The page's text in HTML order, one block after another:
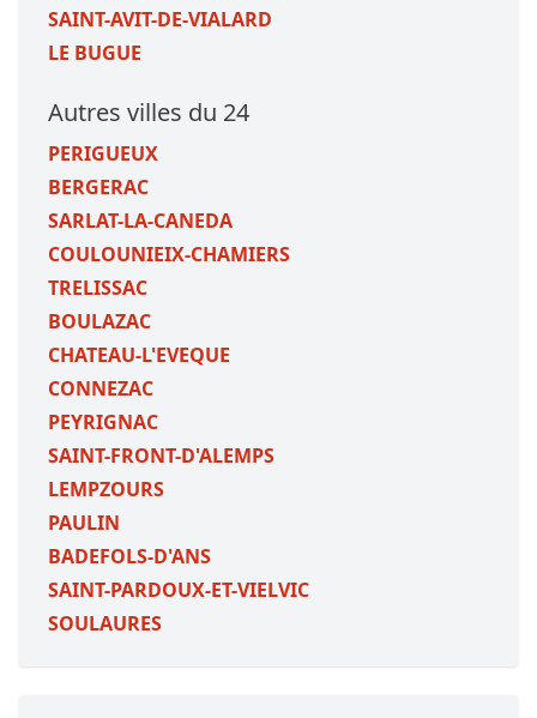
SAINT-AVIT-DE-VIALARD
LE BUGUE
Autres villes du 24
PERIGUEUX
BERGERAC
SARLAT-LA-CANEDA
COULOUNIEIX-CHAMIERS
TRELISSAC
BOULAZAC
CHATEAU-L'EVEQUE
CONNEZAC
PEYRIGNAC
SAINT-FRONT-D'ALEMPS
LEMPZOURS
PAULIN
BADEFOLS-D'ANS
SAINT-PARDOUX-ET-VIELVIC
SOULAURES